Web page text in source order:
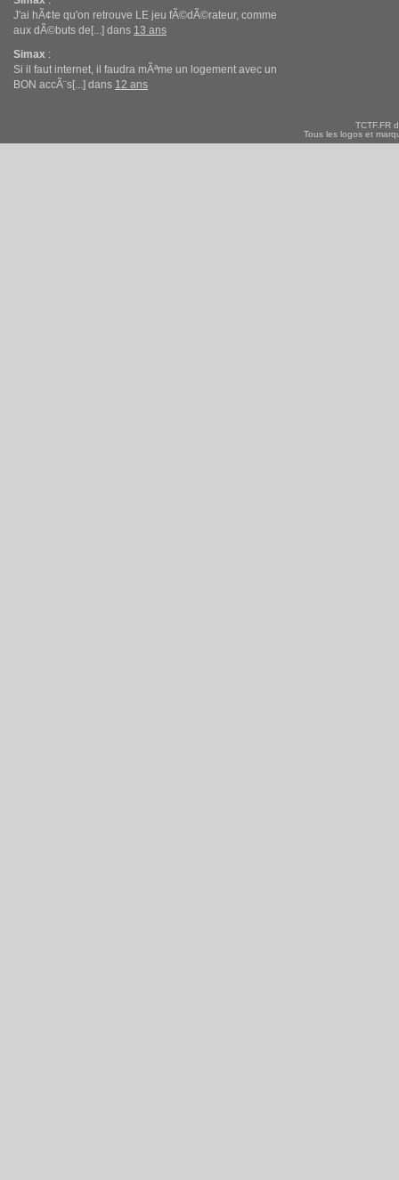
J'ai hÃ¢te qu'on retrouve LE jeu fÃ©dÃ©rateur, comme
aux dÃ©buts de[...] dans 13 ans
Simax :
Si il faut internet, il faudra mÃªme un logement avec un
BON accÃ¨s[...] dans 12 ans
TCTF.FR
Tous les logos et